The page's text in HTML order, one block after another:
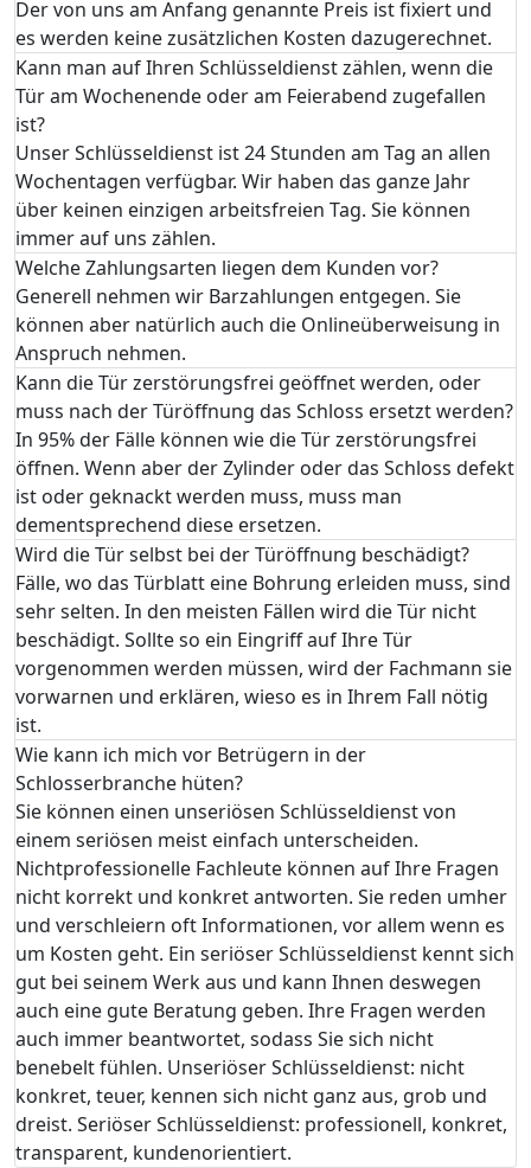
Der von uns am Anfang genannte Preis ist fixiert und
es werden keine zusätzlichen Kosten dazugerechnet.
Kann man auf Ihren Schlüsseldienst zählen, wenn die
Tür am Wochenende oder am Feierabend zugefallen
ist?
Unser Schlüsseldienst ist 24 Stunden am Tag an allen
Wochentagen verfügbar. Wir haben das ganze Jahr
über keinen einzigen arbeitsfreien Tag. Sie können
immer auf uns zählen.
Welche Zahlungsarten liegen dem Kunden vor?
Generell nehmen wir Barzahlungen entgegen. Sie
können aber natürlich auch die Onlineüberweisung in
Anspruch nehmen.
Kann die Tür zerstörungsfrei geöffnet werden, oder
muss nach der Türöffnung das Schloss ersetzt werden?
In 95% der Fälle können wie die Tür zerstörungsfrei
öffnen. Wenn aber der Zylinder oder das Schloss defekt
ist oder geknackt werden muss, muss man
dementsprechend diese ersetzen.
Wird die Tür selbst bei der Türöffnung beschädigt?
Fälle, wo das Türblatt eine Bohrung erleiden muss, sind
sehr selten. In den meisten Fällen wird die Tür nicht
beschädigt. Sollte so ein Eingriff auf Ihre Tür
vorgenommen werden müssen, wird der Fachmann sie
vorwarnen und erklären, wieso es in Ihrem Fall nötig
ist.
Wie kann ich mich vor Betrügern in der
Schlosserbranche hüten?
Sie können einen unseriösen Schlüsseldienst von
einem seriösen meist einfach unterscheiden.
Nichtprofessionelle Fachleute können auf Ihre Fragen
nicht korrekt und konkret antworten. Sie reden umher
und verschleiern oft Informationen, vor allem wenn es
um Kosten geht. Ein seriöser Schlüsseldienst kennt sich
gut bei seinem Werk aus und kann Ihnen deswegen
auch eine gute Beratung geben. Ihre Fragen werden
auch immer beantwortet, sodass Sie sich nicht
benebelt fühlen. Unseriöser Schlüsseldienst: nicht
konkret, teuer, kennen sich nicht ganz aus, grob und
dreist. Seriöser Schlüsseldienst: professionell, konkret,
transparent, kundenorientiert.